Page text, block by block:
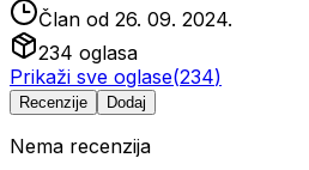
Član od 26. 09. 2024.
234 oglasa
Prikaži sve oglase(234)
Recenzije Dodaj
Nema recenzija